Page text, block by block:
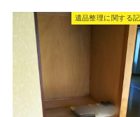
遺品整理に関する